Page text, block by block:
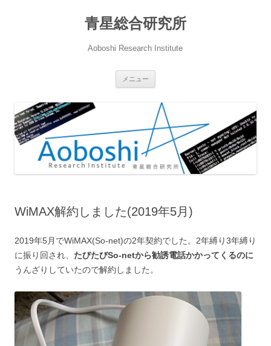
青星総合研究所
Aoboshi Research Institute
メニュー
ツ
へ
ス
ッ
プ
WiMAX解約しました(2019年5月)
2019年5月でWiMAX(So-net)の2年契約でした。2年縛り3年縛り
に振り回され、 たびたびSo-netから勧誘電話かかってくるのに
うんざりしていたので解約しました。